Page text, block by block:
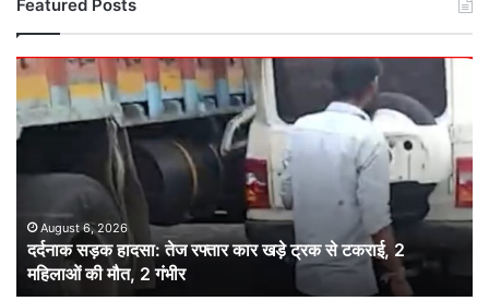
Featured Posts
दर्दनाक
हादसा:
तेज
कार
ट्रक
टकराई,
2
August 6, 2026
दर्दनाक सड़क हादसा: तेज रफ्तार कार खड़े ट्रक से टकराई, 2
महिलाओं की मौत, 2 गंभीर